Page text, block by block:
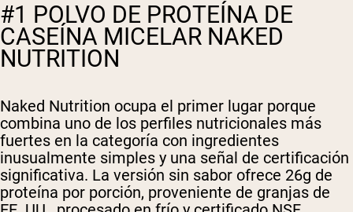
#1 POLVO DE PROTEÍNA DE
CASEÍNA MICELAR NAKED
NUTRITION
Naked Nutrition ocupa el primer lugar porque
combina uno de los perfiles nutricionales más
fuertes en la categoría con ingredientes
inusualmente simples y una señal de certificación
significativa. La versión sin sabor ofrece 26g de
proteína por porción, proveniente de granjas de